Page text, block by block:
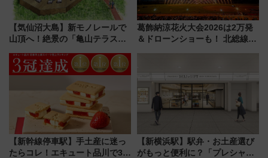
【気仙沼大島】新モノレールで
山頂へ！絶景の「亀山テラス
暇村のお得な日帰りプランも登
場
葛飾納涼花火大会2026は2万発
＆ドローンショーも！ 北総線を
【新幹線停車駅】手土産に迷っ
たらコレ！エキュート品川で3年
【新横浜駅】駅弁・お土産選び
がもっと便利に？「プレシャス